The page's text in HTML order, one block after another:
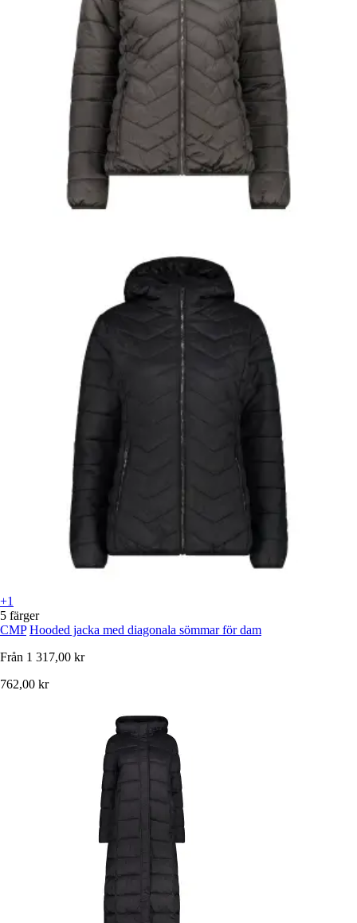
+1
5 färger
CMP Hooded jacka med diagonala sömmar för dam
Från 1 317,00 kr
762,00 kr